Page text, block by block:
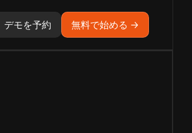
デモを予約 無料で始める →